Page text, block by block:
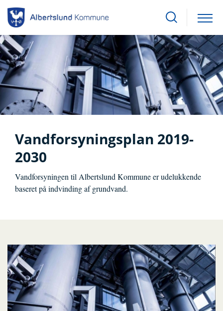
Vandforsyningsplan 2019-
2030
Vandforsyningen til Albertslund Kommune er udelukkende
baseret på indvinding af grundvand.